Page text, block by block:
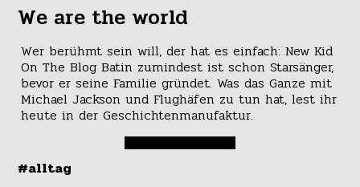
We are the world
Wer berühmt sein will, der hat es einfach: New Kid
On The Blog Batin zumindest ist schon Starsänger,
bevor er seine Familie gründet. Was das Ganze mit
Michael Jackson und Flughäfen zu tun hat, lest ihr
heute in der Geschichtenmanufaktur.
#alltag